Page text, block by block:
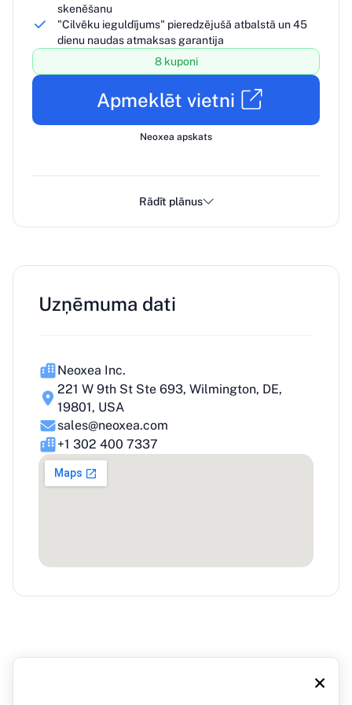
×
skenēšanu
"Cilvēku ieguldījums" pieredzējušā atbalstā un 45
dienu naudas atmaksas garantija
8 kuponi
Apmeklēt vietni
Neoxea apskats
Rādīt plānus
Uzņēmuma dati
Neoxea Inc.
221 W 9th St Ste 693, Wilmington, DE,
19801, USA
sales@neoxea.com
+1 302 400 7337